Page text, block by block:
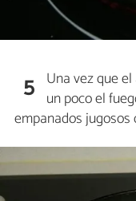
5 Una vez que
un poco el
empanados